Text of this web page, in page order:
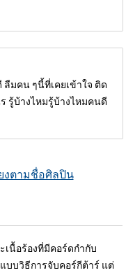
ลืมคน ๆนี้ที่เคยเข้าใจ ติด
รู้บ้างไหมรู้บ้างไหมคนดี
งตามชื่อศิลปิน
เนื้อร้องที่มีคอร์ดกำกับ
บบวิธีการจับคอร์กีต้าร์ แต่